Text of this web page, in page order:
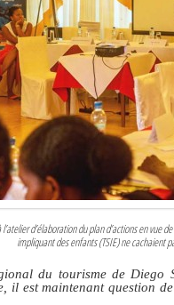
d’élaboration du plan d’actions en vue
impliquant des enfants (TSIE) ne cachaient
du tourisme de
il est maintenant question